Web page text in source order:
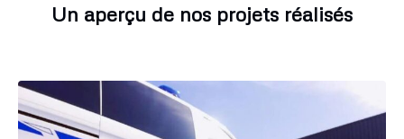
Un aperçu de nos projets réalisés